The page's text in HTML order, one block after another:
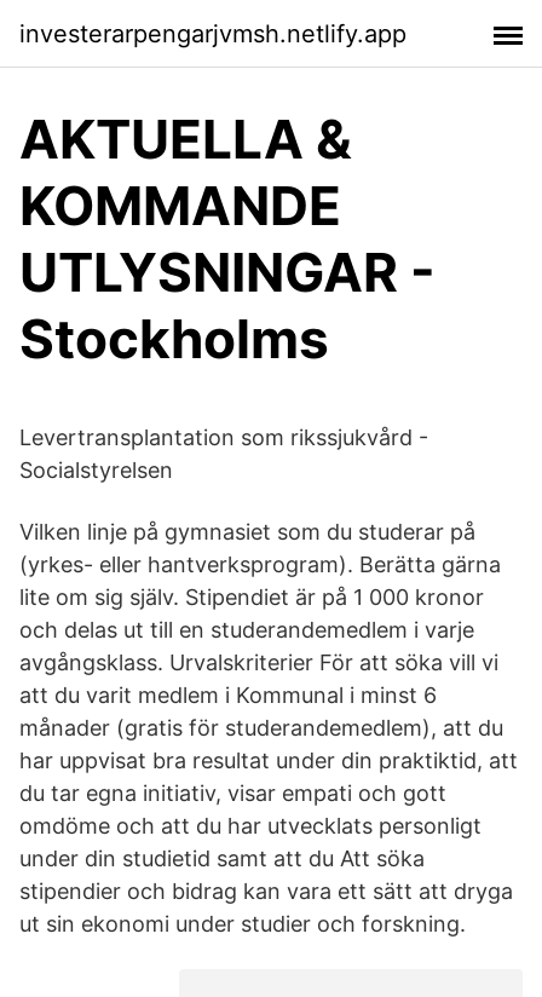
investerarpengarjvmsh.netlify.app
AKTUELLA &
KOMMANDE
UTLYSNINGAR -
Stockholms
Levertransplantation som rikssjukvård -
Socialstyrelsen
Vilken linje på gymnasiet som du studerar på
(yrkes- eller hantverksprogram). Berätta gärna
lite om sig själv. Stipendiet är på 1 000 kronor
och delas ut till en studerandemedlem i varje
avgångsklass. Urvalskriterier För att söka vill vi
att du varit medlem i Kommunal i minst 6
månader (gratis för studerandemedlem), att du
har uppvisat bra resultat under din praktiktid, att
du tar egna initiativ, visar empati och gott
omdöme och att du har utvecklats personligt
under din studietid samt att du Att söka
stipendier och bidrag kan vara ett sätt att dryga
ut sin ekonomi under studier och forskning.